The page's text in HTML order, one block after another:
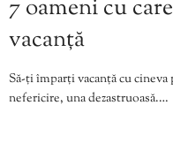
7 oameni cu
vacanță
Să-ți împarți vacanță cu
nefericire, una dezastruoasă.…